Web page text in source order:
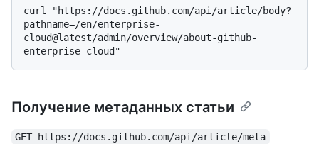
curl "https://docs.github.com/api/article/body?
pathname=/en/enterprise-
cloud@latest/admin/overview/about-github-
Получение метаданных статьи
GET https://docs.github.com/api/article/meta